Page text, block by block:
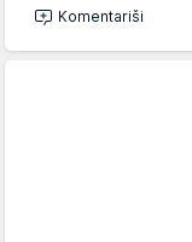
Komentariši